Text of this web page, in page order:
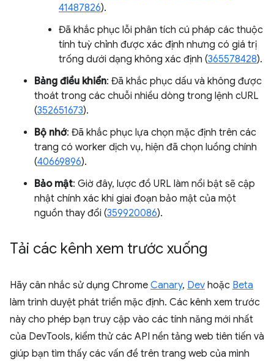
41487826).
Đã khắc phục lỗi phân tích cú pháp các thuộc
tính tuỳ chỉnh được xác định nhưng có giá trị
trống dưới dạng không xác định (365578428).
Bảng điều khiển: Đã khắc phục dấu và không được
thoát trong các chuỗi nhiều dòng trong lệnh cURL
(352651673).
Bộ nhớ: Đã khắc phục lựa chọn mặc định trên các
trang có worker dịch vụ, hiện đã chọn luồng chính
(40669896).
Bảo mật: Giờ đây, lược đồ URL làm nổi bật sẽ cập
nhật chính xác khi giai đoạn bảo mật của một
nguồn thay đổi (359920086).
Tải các kênh xem trước xuống
Hãy cân nhắc sử dụng Chrome Canary, Dev hoặc Beta
làm trình duyệt phát triển mặc định. Các kênh xem trước
này cho phép bạn truy cập vào các tính năng mới nhất
của DevTools, kiểm thử các API nền tảng web tiên tiến và
giúp bạn tìm thấy các vấn đề trên trang web của mình